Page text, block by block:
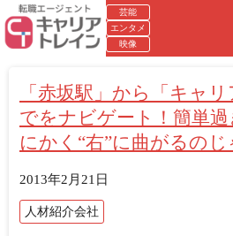
芸能
エンタメ
映像
「赤坂駅」から「キャ
でをナビゲート！簡単過
にかく“右”に曲がるのじ
2013年2月21日
人材紹介会社